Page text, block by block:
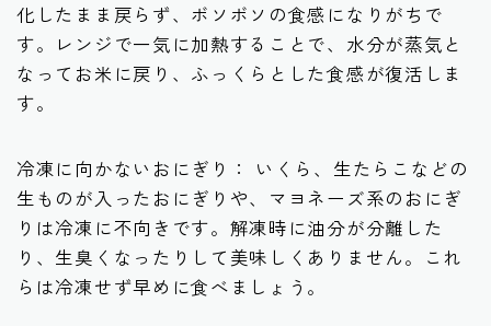
化したまま戻らず、ボソボソの食感になりがちで
す。レンジで一気に加熱することで、水分が蒸気と
なってお米に戻り、ふっくらとした食感が復活しま
す。
冷凍に向かないおにぎり： いくら、生たらこなどの
生ものが入ったおにぎりや、マヨネーズ系のおにぎ
りは冷凍に不向きです。解凍時に油分が分離した
り、生臭くなったりして美味しくありません。これ
らは冷凍せず早めに食べましょう。